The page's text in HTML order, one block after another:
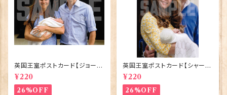
英国王室ポストカード【ジョージ
王子ご誕生】Pageantry Post
card 90183-JEF100
¥220
26%OFF
英国王室ポストカード【シャーロ
ット王女2】Pageantry Postca
rd 90183-JEF202
¥220
26%OFF